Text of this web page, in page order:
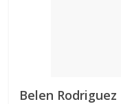
Belen Rodriguez